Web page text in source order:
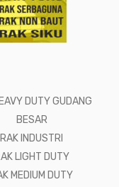
DUTY GUDANG
BESAR
RAK INDUSTRI
LIGHT DUTY
MEDIUM DUTY